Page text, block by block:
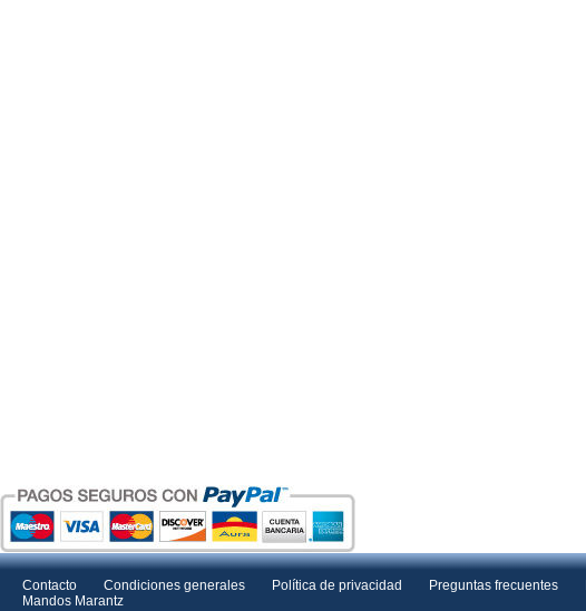
Contacto Condiciones generales Política de privacidad Preguntas frecuentes
Mandos Marantz